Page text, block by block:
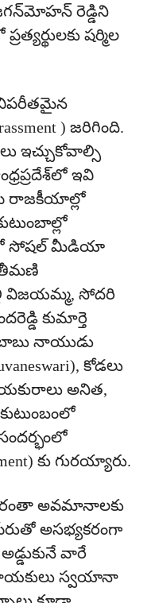
జగన్‌మోహన్‌ రెడ్డిని
షర్మిల
విపరీతమైన
) జరిగింది.
ఇచ్చుకోవాల్సి
ఇవి
సోషల్ మీడియా
విజయమ్మ, సోదరి
కుమార్తె
నాయుడు
కోడలు
అనిత,
కు గురయ్యారు.
అవమానాలకు
అసభ్యకరంగా
వారే
స్వయానా